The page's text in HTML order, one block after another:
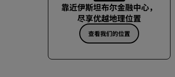
靠近伊斯坦布尔金融中心，
尽享优越地理位置
查看我们的位置